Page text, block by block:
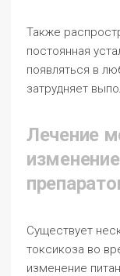
Также
постоянная
появляться в
затрудняет
Лечение
Существует
токсикоза во
изменение